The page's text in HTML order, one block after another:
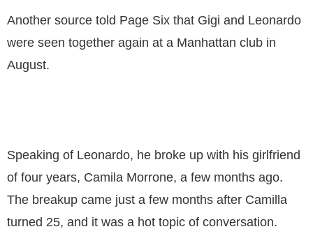
Another source told Page Six that Gigi and Leonardo
were seen together again at a Manhattan club in
August.
Speaking of Leonardo, he broke up with his girlfriend
of four years, Camila Morrone, a few months ago.
The breakup came just a few months after Camilla
turned 25, and it was a hot topic of conversation.